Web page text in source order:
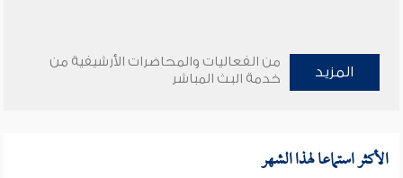
المزيد
من الفعاليات والمحاضرات الأرشيفية من
خدمة البث المباشر
الأكثر استماعا لهذا الشهر